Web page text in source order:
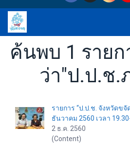
ค้นพบ 1 รายก
ว่า"ป.ป.ช.
รายการ “ป.ป.ช. จังหวัดขจั
ธันวาคม 2560 เวลา
2 ธ.ค. 2560
(Content)